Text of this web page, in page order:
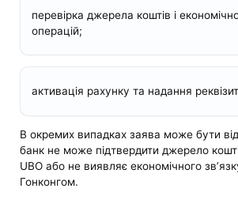
перевірка джерела коштів і
операцій;
активація рахунку та надання
В окремих випадках заява може бути
банк не може підтвердити джерело
UBO або не виявляє економічного
Гонконгом.